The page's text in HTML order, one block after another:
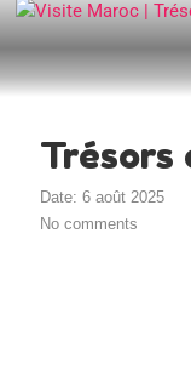
Trésors
Date: 6 août 2025
No comments